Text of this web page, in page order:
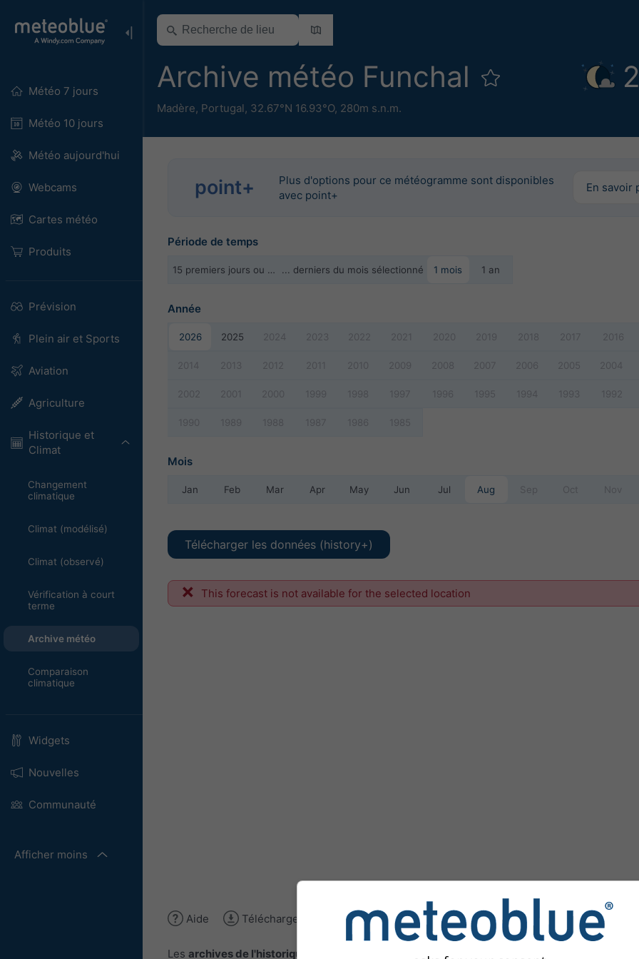
Météo 7 jours
Météo 10 jours
Météo aujourd'hui
Webcams
Cartes météo
Produits
Prévision
Plein air et Sports
Aviation
Agriculture
Historique et
Climat
Changement
climatique
Climat (modélisé)
Climat (observé)
Vérification à court
terme
Archive météo
Comparaison
climatique
Widgets
Nouvelles
Communauté
Afficher moins
Archive météo Funchal
Madère, Portugal, 32.67°N 16.93°O, 280m s.n.m.
point+
Plus d'options pour ce météogramme sont disponibles
avec point+
En savoir
Période de temps
15 premiers jours ou … ... derniers du mois sélectionné 1 mois 1 an
Année
2026 2025 2024 2023 2022 2021 2020 2019 2018 2017 2016
2014 2013 2012 2011 2010 2009 2008 2007 2006 2005 2004
2002 2001 2000 1999 1998 1997 1996 1995 1994 1993 1992
1990 1989 1988 1987 1986 1985
Mois
Jan Feb Mar Apr May Jun Jul Aug Sep Oct Nov
Télécharger les données (history+)
This forecast is not available for the selected location
Aide Télécharger l'image
Les archives de l'historique des simulations
permettent d'accéder aux simulations